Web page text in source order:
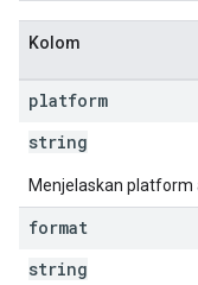
Kolom
platform
string
Menjelaskan platform
format
string